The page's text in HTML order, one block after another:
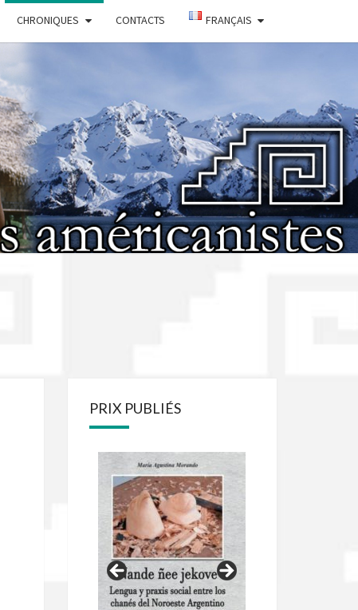
CHRONIQUES CONTACTS FRANÇAIS
DES
PRIX PUBLIÉS